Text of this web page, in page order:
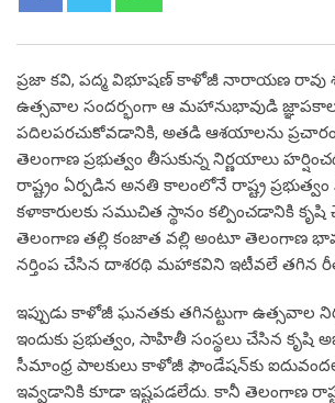
ప్రజా కవి, పద్మ విభూషణ్ కాళోజీ నారాయణ రావు
ఉత్సవాల సందర్భంగా ఆ మహానుభావుడి
పదిలపరచుకోవడానికి, అతడి ఆశయాలను
తెలంగాణ ప్రభుత్వం తీసుకున్న నిర్ణయాలు
రాష్ట్రం ఏర్పడిన అనతి కాలంలోనే రాష్ట్ర ప్రభుత్వం
కళాకారులకు సముచిత స్థానం కల్పించడానికి కృషి
తెలంగాణ తల్లి కంజాత వల్లి అంటూ తెలంగాణ
నర్తింప చేసిన దాశరథి మహాకవిని ఇటీవలే తగిన
ఇప్పుడు కాళోజీ ఘనతకు తగినట్టుగా ఉత్సవాల
ఇందుకు ప్రభుత్వం, సాహితీ సంస్థలు చేసిన
సీమాంధ్ర పాలకులు కాళోజీ ఫౌండేషన్‌కు
ఇవ్వడానికి కూడా ఇష్టపడలేదు. కానీ తెలంగాణ